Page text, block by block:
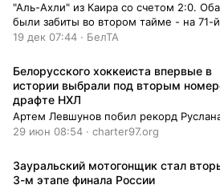
"Аль-Ахли" из Каира со счетом 2:0.
были забиты во втором тайме - на 71-й
минуте Джон Ариас реализовал
В четвертьфинале египтяне обыграли
турнира футболистов "Аль-Иттихад" из
Джидды - 3:1.
19 дек 07:44 · БелТА
Белорусского хоккеиста впервые в
истории выбрали под вторым
драфте НХЛ
Артем Левшунов побил рекорд
29 июн 08:54 · charter97.org
Зауральский мотогонщик стал
3-м этапе финала России